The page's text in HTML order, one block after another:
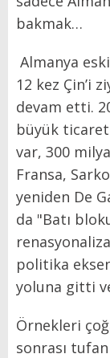
bakmak…
Almanya
12 kez Çin’i
devam etti.
büyük ticaret
var, 300
Fransa,
yeniden De
da "Batı
politika
yoluna gitti
Örnekleri
sonrası